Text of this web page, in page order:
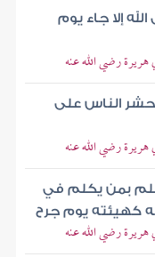
إلا جاء يوم
رضي الله عنه
الناس على
رضي الله عنه
بمن يكلم في
كهيئته يوم جرح
رضي الله عنه